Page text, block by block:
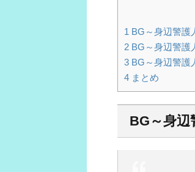
1 BG～身辺警護
2 BG～身辺警護
3 BG～身辺警護
4 まとめ
BG～身辺